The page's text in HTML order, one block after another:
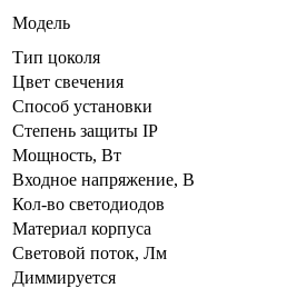
Модель
Тип цоколя
Цвет свечения
Способ установки
Степень защиты IP
Мощность, Вт
Входное напряжение, В
Кол-во светодиодов
Материал корпуса
Световой поток, Лм
Диммируется